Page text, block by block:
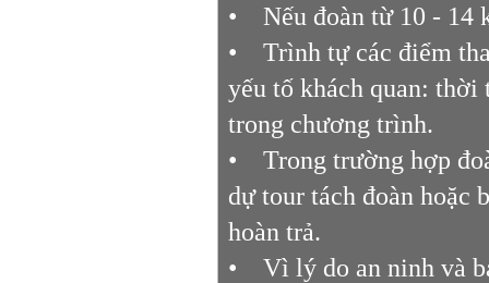
• Nếu đoàn từ 10 - 14
• Trình tự các điểm
yếu tố khách quan: thời
trong chương trình.
• Trong trường hợp
dự tour tách đoàn hoặc
hoàn trả.
• Vì lý do an ninh và